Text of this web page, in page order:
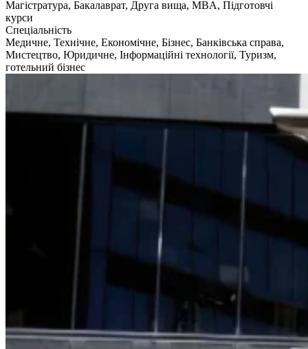
Магістратура, Бакалаврат, Друга вища, MBA, Підготовчі
курси
Спеціальність
Медичне, Технічне, Економічне, Бізнес, Банківська справа,
Мистецтво, Юридичне, Інформаційні технології, Туризм,
готельний бізнес